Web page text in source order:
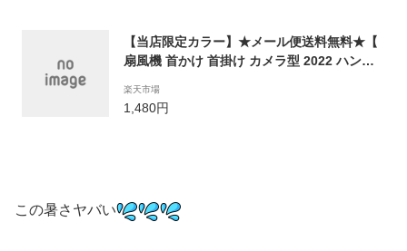
【当店限定カラー】★メール便送料無料★【
扇風機 首かけ 首掛け カメラ型 2022 ハンズ
ンディファン 薄型 ハンズフリーファン ハン
ディ ポータブル 静音 卓上 小型 ハンディーフ
楽天市場
1,480円
この暑さヤバい